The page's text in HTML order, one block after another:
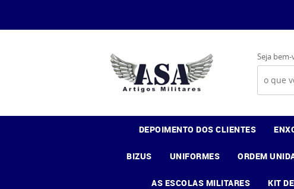
Seja
DEPOIMENTO DOS CLIENTES
BIZUS UNIFORMES ORDEM
AS ESCOLAS MILITARES KIT